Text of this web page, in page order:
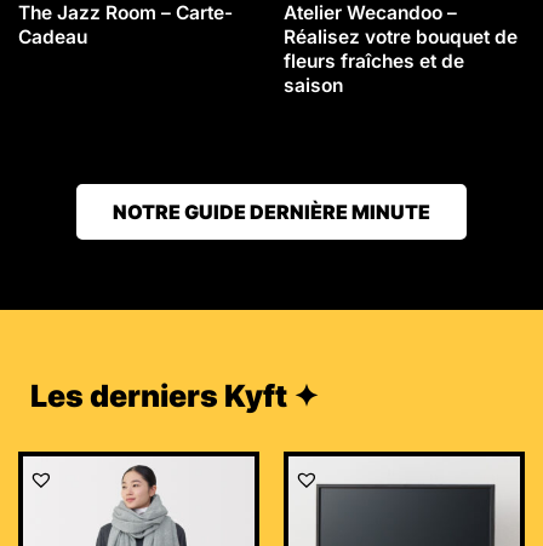
The Jazz Room – Carte-
Cadeau
Atelier Wecandoo –
Réalisez votre bouquet de
fleurs fraîches et de
saison
NOTRE GUIDE DERNIÈRE MINUTE
Les derniers Kyft ✦